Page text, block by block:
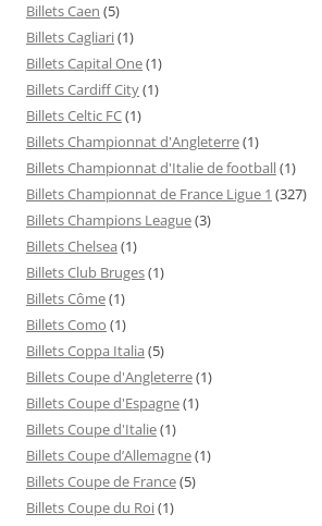
Billets Caen (5)
Billets Cagliari(1)
Billets Capital One(1)
Billets Cardiff City(1)
Billets Celtic FC(1)
Billets Championnat d'Angleterre(1)
Billets Championnat d'Italie de football(1)
Billets Championnat de France Ligue 1 (327)
Billets Champions League(3)
Billets Chelsea (1)
Billets Club Bruges(1)
Billets Côme(1)
Billets Como (1)
Billets Coppa Italia (5)
Billets Coupe d'Angleterre(1)
Billets Coupe d'Espagne(1)
Billets Coupe d'Italie(1)
Billets Coupe d’Allemagne(1)
Billets Coupe de France(5)
Billets Coupe du Roi(1)